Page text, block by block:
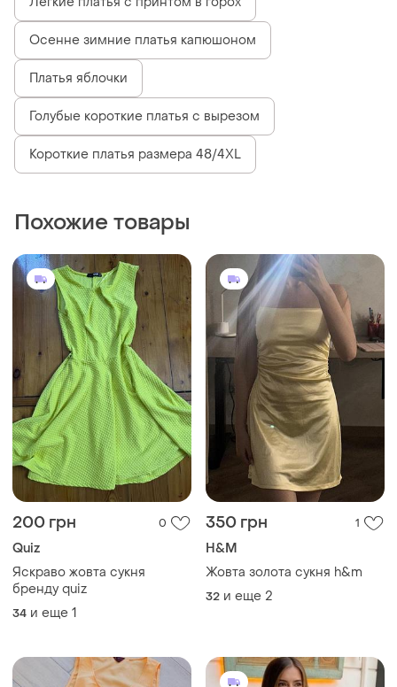
Легкие платья с принтом в горох
Осенне зимние платья капюшоном
Платья яблочки
Голубые короткие платья с вырезом
Короткие платья размера 48/4XL
Похожие товары
200 грн 0
Quiz
Яскраво жовта сукня
бренду quiz
34 и еще 1
350 грн 1
H&M
Жовта золота сукня h&m
32 и еще 2